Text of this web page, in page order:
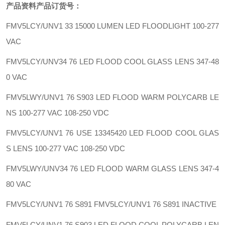
产品资料产品订货号：
FMV5LCY/UNV1 33 15000 LUMEN LED FLOODLIGHT 100-277
VAC
FMV5LCY/UNV34 76 LED FLOOD COOL GLASS LENS 347-48
0 VAC
FMV5LWY/UNV1 76 S903 LED FLOOD WARM POLYCARB LE
NS 100-277 VAC 108-250 VDC
FMV5LCY/UNV1 76 USE 13345420 LED FLOOD COOL GLAS
S LENS 100-277 VAC 108-250 VDC
FMV5LWY/UNV34 76 LED FLOOD WARM GLASS LENS 347-4
80 VAC
FMV5LCY/UNV1 76 S891 FMV5LCY/UNV1 76 S891 INACTIVE